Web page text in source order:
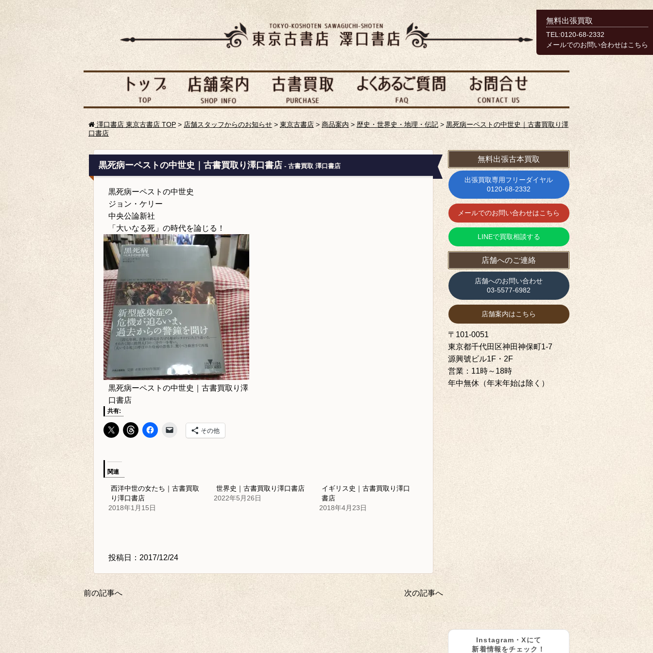
澤口書店 東京古書店 TOP > 店舗スタッフからのお知らせ >東京古書店> 商品案内>歴史・世界史・地理・伝記 > 黒死病ーペストの中世史｜古書買取り澤
口書店
黒死病ーペストの中世史｜古書買取り澤口書店 - 古書買取 澤口書店
黒死病ーペストの中世史
ジョン・ケリー
中央公論新社
「大いなる死」の時代を論じる！
黒死病ーペストの中世史｜古書買取り澤
口書店
共有:
その他
関連
西洋中世の女たち｜古書買取
り澤口書店
2018年1月15日
世界史｜古書買取り澤口書店
2022年5月26日
イギリス史｜古書買取り澤口
書店
2018年4月23日
投稿日：2017/12/24
次の記事へ
前の記事へ
無料出張古本買取
出張買取専用フリーダイヤル
0120-68-2332
メールでのお問い合わせはこちら
LINEで買取相談する
店舗へのご連絡
店舗へのお問い合わせ
03-5577-6982
店舗案内はこちら
〒101-0051
東京都千代田区神田神保町1‐7
源興號ビル1F・2F
営業：11時～18時
年中無休（年末年始は除く）
Instagram・Xにて
新着情報をチェック！
無料出張買取
TEL:0120-68-2332
メールでのお問い合わせはこちら